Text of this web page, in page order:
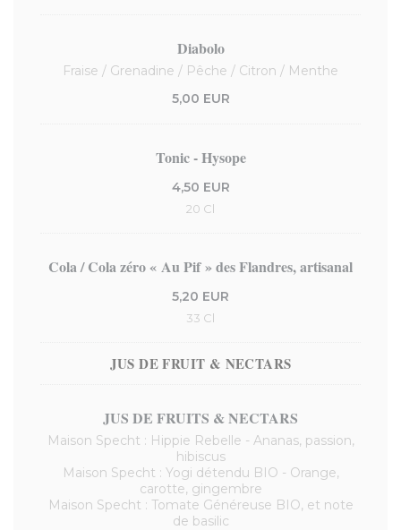
Diabolo
Fraise / Grenadine / Pêche / Citron / Menthe
5,00 EUR
Tonic - Hysope
4,50 EUR
20 Cl
Cola / Cola zéro « Au Pif » des Flandres, artisanal
5,20 EUR
33 Cl
JUS DE FRUIT & NECTARS
JUS DE FRUITS & NECTARS
Maison Specht : Hippie Rebelle - Ananas, passion,
hibiscus
Maison Specht : Yogi détendu BIO - Orange,
carotte, gingembre
Maison Specht : Tomate Généreuse BIO, et note
de basilic